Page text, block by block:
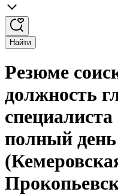
Найти
Резюме
должность
полный